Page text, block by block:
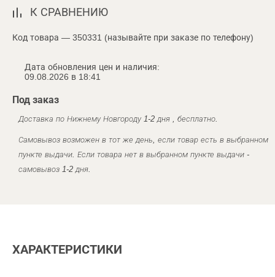
К СРАВНЕНИЮ
Код товара — 350331 (называйте при заказе по телефону)
Дата обновления цен и наличия:
09.08.2026 в 18:41
Под заказ
Доставка по Нижнему Новгороду 1-2 дня , бесплатно.
Самовывоз возможен в тот же день, если товар есть в выбранном
пункте выдачи. Если товара нет в выбранном пункте выдачи -
самовывоз 1-2 дня.
ХАРАКТЕРИСТИКИ